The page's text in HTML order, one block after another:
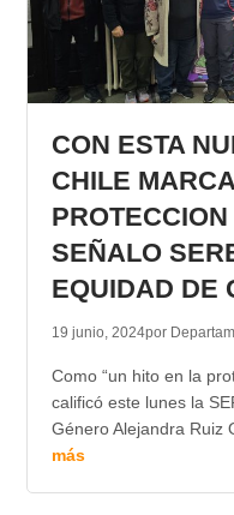
CON ESTA
CHILE
SEÑALO
EQUIDAD DE
19 junio, 2024por
Como “un hito en la
calificó este lunes la
Género Alejandra Ruiz
más